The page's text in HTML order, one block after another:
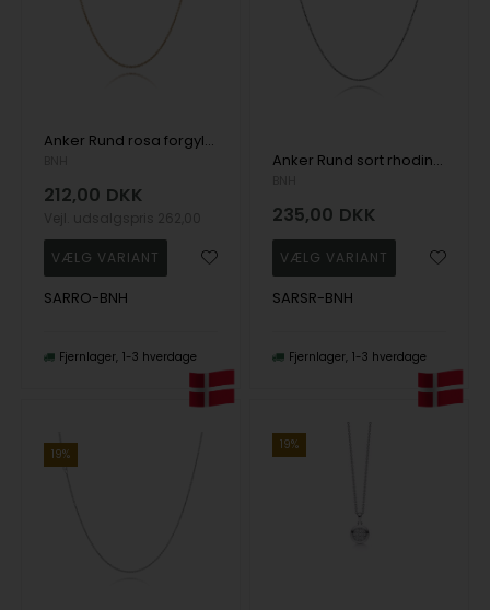
Anker Rund rosa forgyldt, 925 sterling sølv armbånd og halskæder i flere længder
212,00 DKK
SARRO-BNH
Fjernlager 1-3 hverdage
Anker Rund sort rhodineret, 925 sterling halskæder i flere længder & bredder
235,00 DKK
SARSR-BNH
Fjernlager 1-3 hverdage
19%
19%